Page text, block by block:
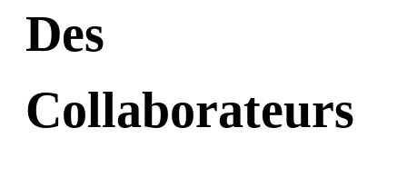
Des
Collaborateurs